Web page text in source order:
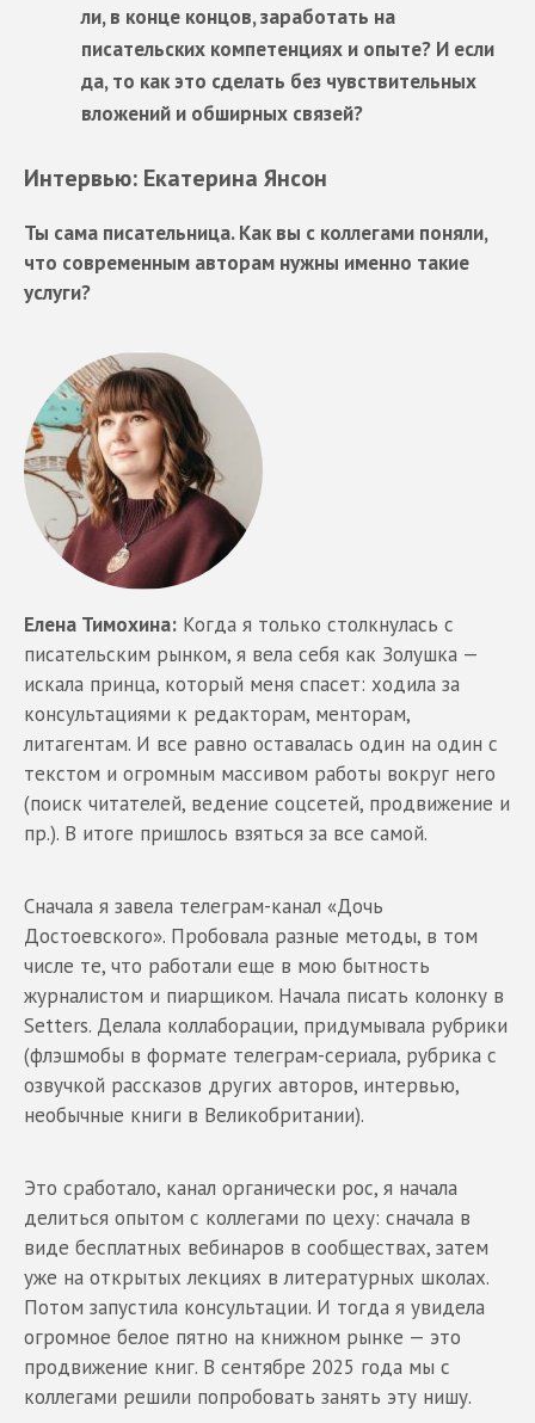
ли, в конце концов, заработать на
писательских компетенциях и опыте? И если
да, то как это сделать без чувствительных
вложений и обширных связей?
Интервью: Екатерина Янсон
Ты сама писательница. Как вы с коллегами поняли,
что современным авторам нужны именно такие
услуги?
Елена Тимохина: Когда я только столкнулась с
писательским рынком, я вела себя как Золушка —
искала принца, который меня спасет: ходила за
консультациями к редакторам, менторам,
литагентам. И все равно оставалась один на один с
текстом и огромным массивом работы вокруг него
(поиск читателей, ведение соцсетей, продвижение и
пр.). В итоге пришлось взяться за все самой.
Сначала я завела телеграм-канал «Дочь
Достоевского». Пробовала разные методы, в том
числе те, что работали еще в мою бытность
журналистом и пиарщиком. Начала писать колонку в
Setters. Делала коллаборации, придумывала рубрики
(флэшмобы в формате телеграм-сериала, рубрика с
озвучкой рассказов других авторов, интервью,
необычные книги в Великобритании).
Это сработало, канал органически рос, я начала
делиться опытом с коллегами по цеху: сначала в
виде бесплатных вебинаров в сообществах, затем
уже на открытых лекциях в литературных школах.
Потом запустила консультации. И тогда я увидела
огромное белое пятно на книжном рынке — это
продвижение книг. В сентябре 2025 года мы с
коллегами решили попробовать занять эту нишу.